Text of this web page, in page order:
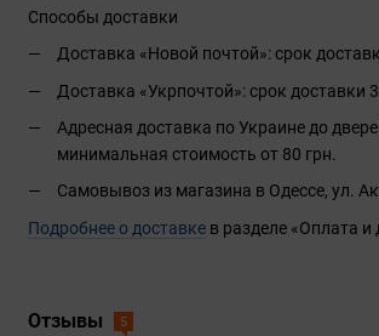
Способы доставки
Доставка «Новой почтой»: срок
Доставка «Укрпочтой»: срок доставки
Адресная доставка по Украине до
минимальная стоимость от 80 грн.
Самовывоз из магазина в Одессе, ул.
Подробнее о доставке в разделе «Оплата и
Отзывы 5